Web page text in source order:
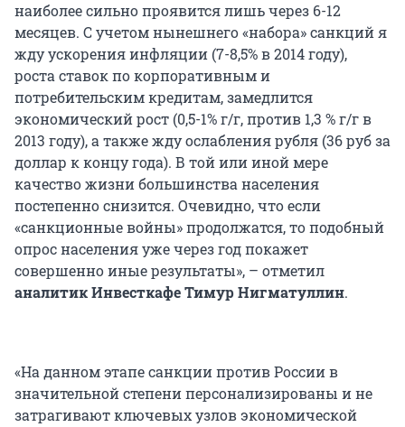
наиболее сильно проявится лишь через 6-12
месяцев. С учетом нынешнего «набора» санкций я
жду ускорения инфляции (7-8,5% в 2014 году),
роста ставок по корпоративным и
потребительским кредитам, замедлится
экономический рост (0,5-1% г/г, против 1,3 % г/г в
2013 году), а также жду ослабления рубля (36 руб за
доллар к концу года). В той или иной мере
качество жизни большинства населения
постепенно снизится. Очевидно, что если
«санкционные войны» продолжатся, то подобный
опрос населения уже через год покажет
совершенно иные результаты», – отметил
аналитик Инвесткафе Тимур Нигматуллин.
«На данном этапе санкции против России в
значительной степени персонализированы и не
затрагивают ключевых узлов экономической